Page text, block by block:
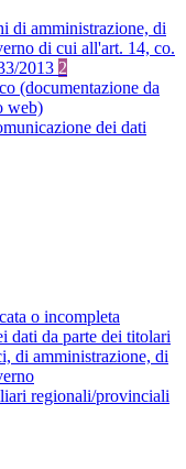
di amministrazione, di
di cui all'art. 14, co.
2013 2
(documentazione da
web)
dei dati
o incompleta
dati da parte dei titolari
di amministrazione, di
regionali/provinciali